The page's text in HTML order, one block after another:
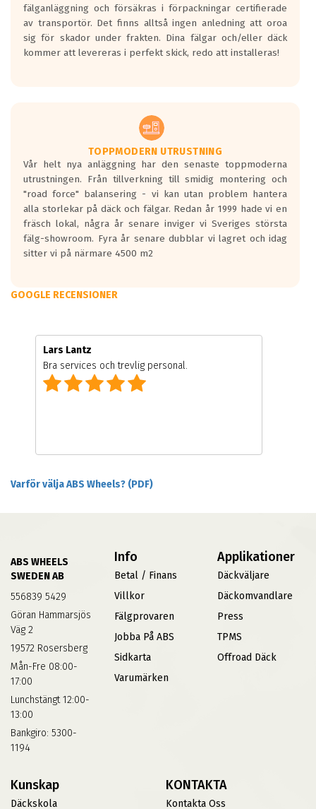
fälganläggning och försäkras i förpackningar certifierade
av transportör. Det finns alltså ingen anledning att oroa
sig för skador under frakten. Dina fälgar och/eller däck
kommer att levereras i perfekt skick, redo att installeras!
TOPPMODERN UTRUSTNING
Vår helt nya anläggning har den senaste toppmoderna
utrustningen. Från tillverkning till smidig montering och
"road force" balansering - vi kan utan problem hantera
alla storlekar på däck och fälgar. Redan år 1999 hade vi en
fräsch lokal, några år senare inviger vi Sveriges största
fälg-showroom. Fyra år senare dubblar vi lagret och idag
sitter vi på närmare 4500 m2
GOOGLE RECENSIONER
Lars Lantz
Bra services och trevlig personal.
Varför välja ABS Wheels? (PDF)
ABS WHEELS
SWEDEN AB
556839 5429
Göran Hammarsjös
Väg 2
19572 Rosersberg
Mån-Fre 08:00-
17:00
Lunchstängt 12:00-
13:00
Bankgiro: 5300-
1194
Info
Betal / Finans
Villkor
Fälgprovaren
Jobba På ABS
Sidkarta
Varumärken
Applikationer
Däckväljare
Däckomvandlare
Press
TPMS
Offroad Däck
Kunskap
Däckskola
KONTAKTA
Kontakta Oss